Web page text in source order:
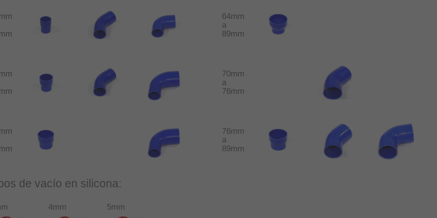
64mm
a
89mm
70mm
a
76mm
76mm
a
89mm
de vacío en silicona:
4mm 5mm